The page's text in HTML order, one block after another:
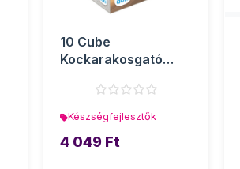
10 Cube
Kockarakosgató
Készségfejlesztők
4 049 Ft